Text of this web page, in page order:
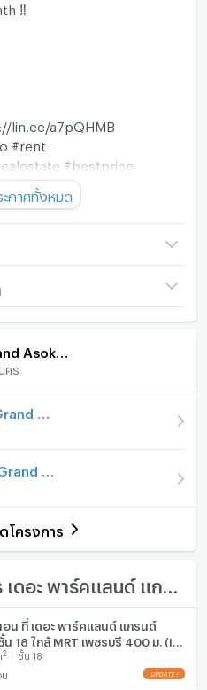
‼️
lin.ee/a7pQHMB
#rent
#bestprice
#sukhumvit
#prakanong
#bangjak #punnawithi
เทพ #ห้องเช่า #พระราม9
#บางนา #หาเช่า
กาศทั้งหมด
The Parkland Grand
24
1 ห้องนอน
ครงการ
คร
โครงการ
น ที่ เดอะ พาร์คแลนด์ แกรนด์
น 18 ใกล้ MRT เพชรบุรี 400 ม. (ID
2 ชั้น 18
น